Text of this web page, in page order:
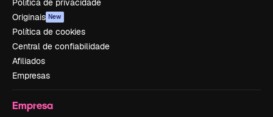
Política de privacidade
Originais New
Política de cookies
Central de confiabilidade
Afiliados
Empresas
Empresa